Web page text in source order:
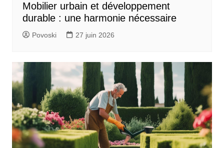
Mobilier urbain et développement
durable : une harmonie nécessaire
Povoski 27 juin 2026